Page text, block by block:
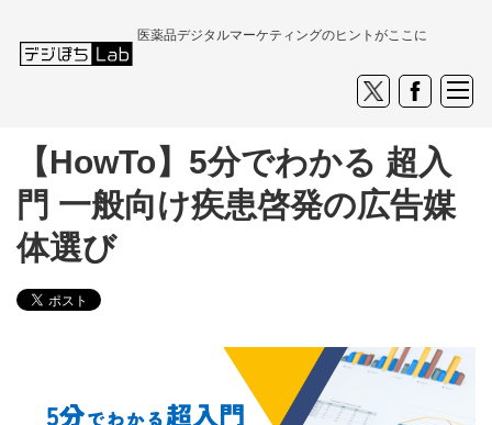
医薬品デジタルマーケティングのヒントがここに
【HowTo】5分でわかる 超入
門 一般向け疾患啓発の広告媒
体選び